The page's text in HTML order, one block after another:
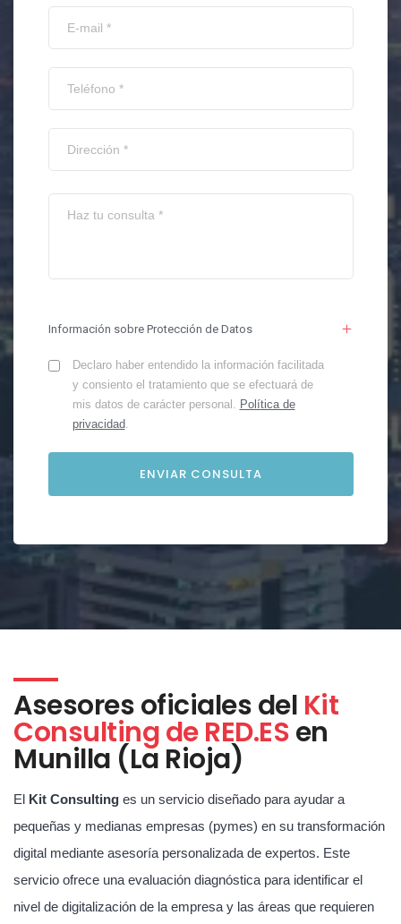
Información sobre Protección de Datos
Declaro haber entendido la información facilitada
y consiento el tratamiento que se efectuará de
mis datos de carácter personal. Política de
privacidad.
Asesores oficiales del Kit
Consulting de RED.ESen
Munilla (La Rioja)
El Kit Consulting es un servicio diseñado para ayudar a
pequeñas y medianas empresas (pymes) en su transformación
digital mediante asesoría personalizada de expertos. Este
servicio ofrece una evaluación diagnóstica para identificar el
nivel de digitalización de la empresa y las áreas que requieren